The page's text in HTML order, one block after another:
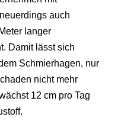
auch
langer
Damit lässt sich
Schmierhagen, nur
nicht mehr
12 cm pro Tag